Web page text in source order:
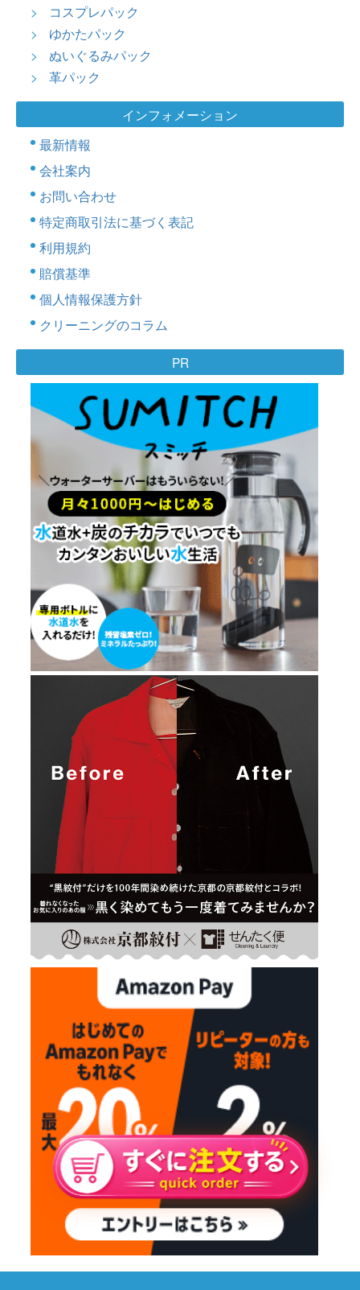
コスプレパック
ゆかたパック
ぬいぐるみパック
革パック
インフォメーション
最新情報
会社案内
お問い合わせ
特定商取引法に基づく表記
利用規約
賠償基準
個人情報保護方針
クリーニングのコラム
PR